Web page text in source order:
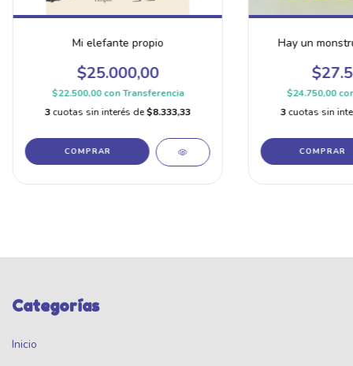
Mi elefante propio
$25.000,00
$22.500,00conTransferencia
3cuotas sin interés de$8.333,33
Hay un
$24.750,00
3 cuotas sin
Categorías
Inicio